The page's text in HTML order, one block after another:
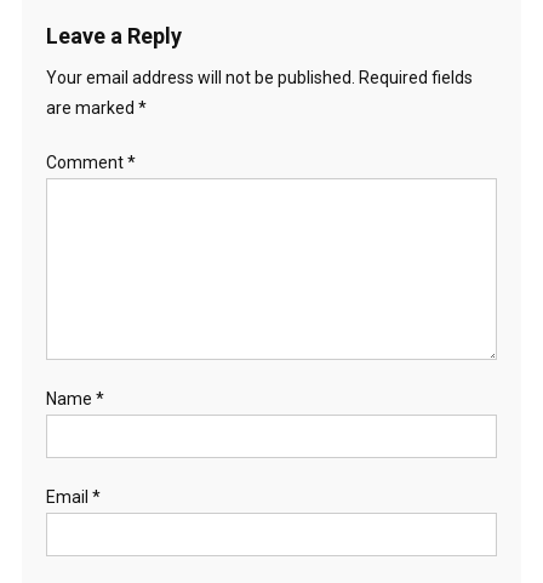
Leave a Reply
Your email address will not be published.
Required fields
are marked *
Comment*
Name *
Email *